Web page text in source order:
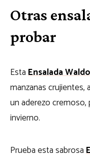
Otras
probar
EstaEnsalada
manzanas crujientes,
un aderezo
invierno.
Prueba esta sabrosa